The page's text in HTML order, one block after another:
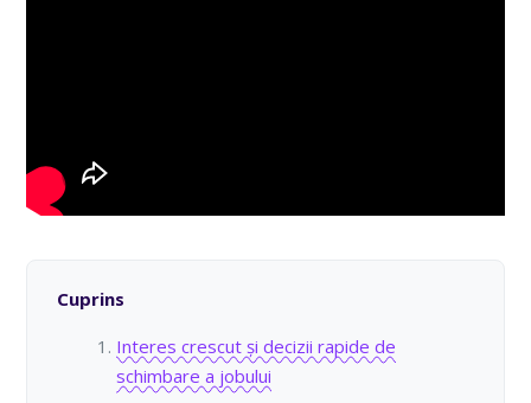
Cuprins
Interes crescut și decizii rapide de
schimbare a jobului